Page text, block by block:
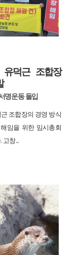
유덕근 조합장
명운동 돌입
조합장의 경영 방식
임을 위한 임시총회
고창...